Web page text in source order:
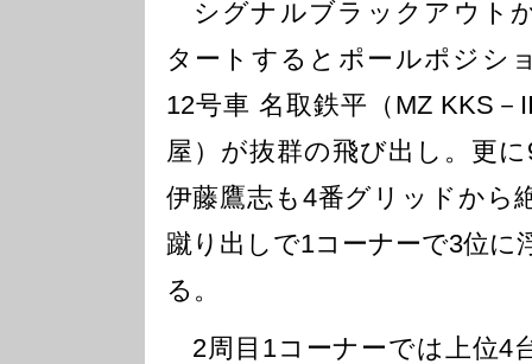
シグナルブラックアウト
タートするとポールポジシ
12号車 名取鉄平（MZ KKS－
屋）が抜群の飛び出し。更
伊藤鷹志も4番グリッドから
蹴り出しで1コーナーで3位に
る。
2周目1コーナーでは上位4